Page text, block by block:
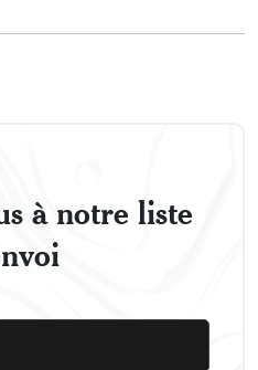
à notre liste